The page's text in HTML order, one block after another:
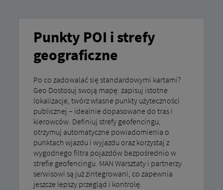
Punkty POI i strefy
geograficzne
Po co zadowalać się standardowymi kartami?
Geo Dostosuj swoją mapę: zapisuj istotne
lokalizacje, twórz własne punkty użyteczności
publicznej – idealnie dopasowane do tras i
kierowców. Definiuj strefy geofencingu,
otrzymuj automatyczne powiadomienia o
punktach wjazdu i wyjazdu oraz korzystaj z
wygodnego filtra pojazdów bezpośrednio w
strefie geofencingu. MAN Warsztaty i partnerzy
serwisowi są już zintegrowani, co zapewnia
jeszcze lepszy przegląd i kontrolę.